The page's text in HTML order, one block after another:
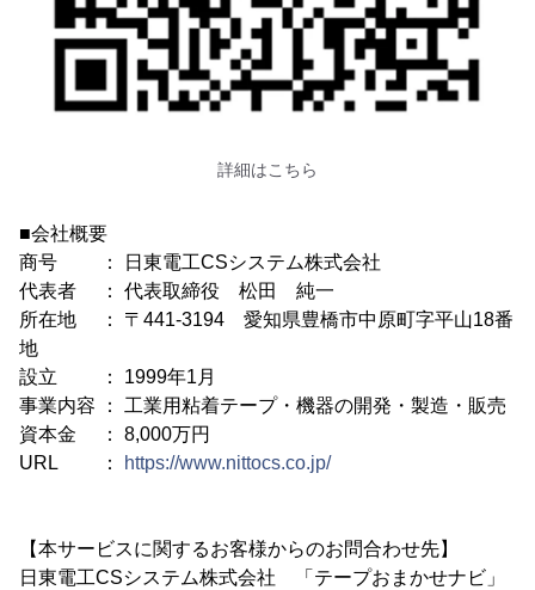
詳細はこちら
■会社概要
商号 ： 日東電工CSシステム株式会社
代表者 ： 代表取締役 松田 純一
所在地 ： 〒441-3194 愛知県豊橋市中原町字平山18番
地
設立 ： 1999年1月
事業内容 ： 工業用粘着テープ・機器の開発・製造・販売
資本金 ： 8,000万円
URL ：
https://www.nittocs.co.jp/
【本サービスに関するお客様からのお問合わせ先】
日東電工CSシステム株式会社 「テープおまかせナビ」